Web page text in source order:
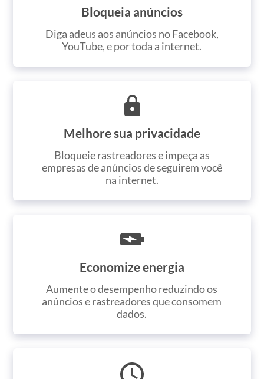
Bloqueia anúncios
Diga adeus aos anúncios no Facebook,
YouTube, e por toda a internet.
Melhore sua privacidade
Bloqueie rastreadores e impeça as
empresas de anúncios de seguirem você
na internet.
Economize energia
Aumente o desempenho reduzindo os
anúncios e rastreadores que consomem
dados.